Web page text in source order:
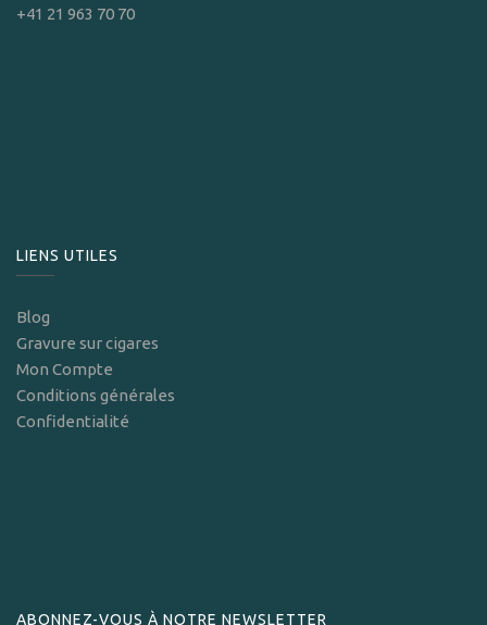
+41 21 963 70 70
LIENS UTILES
Blog
Gravure sur cigares
Mon Compte
Conditions générales
Confidentialité
ABONNEZ-VOUS À NOTRE NEWSLETTER